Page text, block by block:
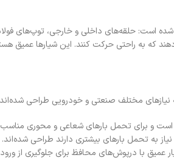
است: حلقه‌های داخلی و خارجی، توپ‌های
که به راحتی حرکت کنند. این شیارها عمیق
نیازهای مختلف صنعتی و خودرویی طراحی
است و برای تحمل بارهای شعاعی و محوری
به تحمل بارهای بیشتری دارند طراحی شده‌اند.
عمیق با درپوش‌های محافظ برای جلوگیری از